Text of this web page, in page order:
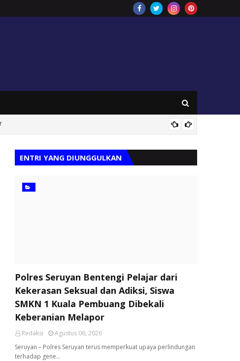
ENTRI YANG DIUNGGULKAN
Polres Seruyan Bentengi Pelajar dari
Kekerasan Seksual dan Adiksi, Siswa
SMKN 1 Kuala Pembuang Dibekali
Keberanian Melapor
Redaksi
Agustus 06, 2026
Seruyan – Polres Seruyan terus memperkuat upaya perlindungan
terhadap gene…